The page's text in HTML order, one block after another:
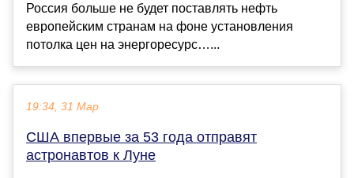
Россия больше не будет поставлять нефть
европейским странам на фоне установления
потолка цен на энергоресурс…...
19:34, 31 Мар
США впервые за 53 года отправят
астронавтов к Луне